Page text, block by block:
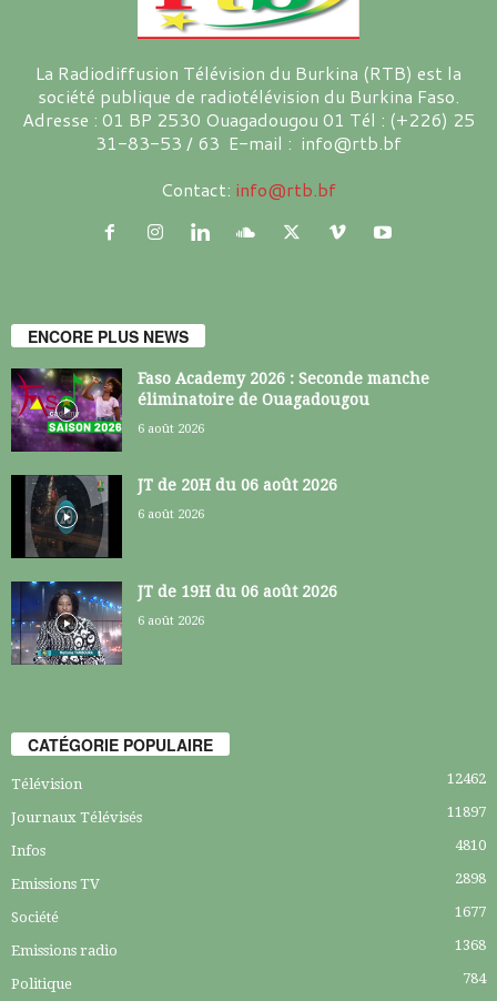
La Radiodiffusion Télévision du Burkina (RTB) est la
société publique de radiotélévision du Burkina Faso.
Adresse : 01 BP 2530 Ouagadougou 01 Tél : (+226) 25
31-83-53 / 63 E-mail : info@rtb.bf
Contact: info@rtb.bf
ENCORE PLUS NEWS
Faso Academy 2026 : Seconde manche
éliminatoire de Ouagadougou
6 août 2026
JT de 20H du 06 août 2026
6 août 2026
JT de 19H du 06 août 2026
6 août 2026
CATÉGORIE POPULAIRE
Télévision 12462
Journaux Télévisés 11897
Infos 4810
Emissions TV 2898
Société 1677
Emissions radio 1368
Politique 784